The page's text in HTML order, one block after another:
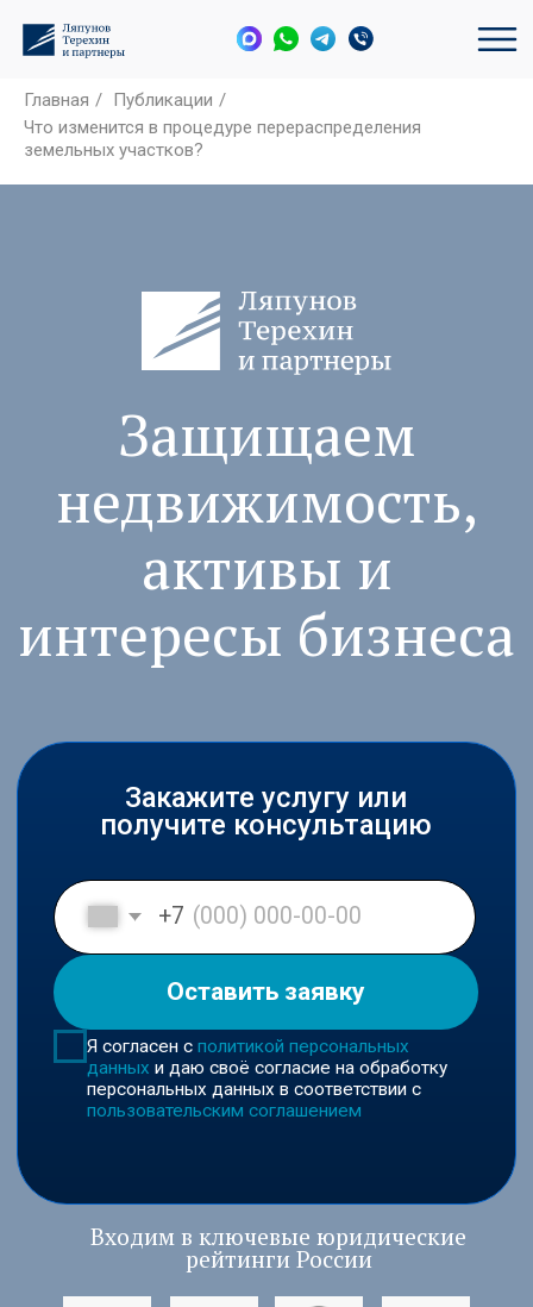
Главная / Публикации /
Что изменится в процедуре перераспределения
земельных участков?
Входим в ключевые юридические
рейтинги России
Защищаем
недвижимость,
активы и
интересы бизнеса
+7
Я согласен сполитикой персональных
пользовательским соглашением
Закажите услугу или
получите консультацию